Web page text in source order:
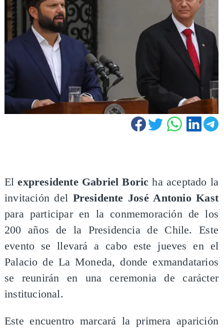
Elexpresidente Gabriel Boric ha aceptado la
invitación del Presidente José Antonio Kast
para participar en la conmemoración de los
200 años de la Presidencia de Chile. Este
evento se llevará a cabo este jueves en el
Palacio de La Moneda, donde exmandatarios
se reunirán en una ceremonia de carácter
institucional.
Este encuentro marcará la primera aparición